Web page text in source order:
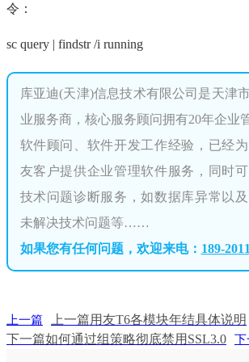
令：
sc query | findstr /i running
库亚迪(天津)信息技术有限公司是天津
业服务商，核心服务顾问拥有20年企业
软件顾问、软件开发工作经验，已经
友客户提供企业管理软件服务，同时
技术问题诊断服务，如数据库异常以
未解决技术问题等……
如果您有任何问题，欢迎来电： 189-
上一篇 上一篇用友T6各模块年结具体说明
下一篇如何通过组策略彻底禁用SSL3.0 下